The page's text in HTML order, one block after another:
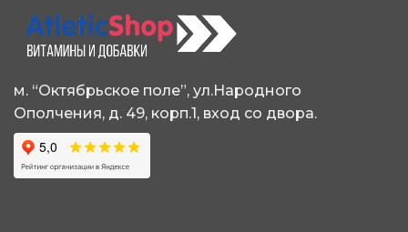
выбрать
на
странице
странице
м. “Октябрьское поле”, ул.Народного
Ополчения, д. 49, корп.1, вход со двора.